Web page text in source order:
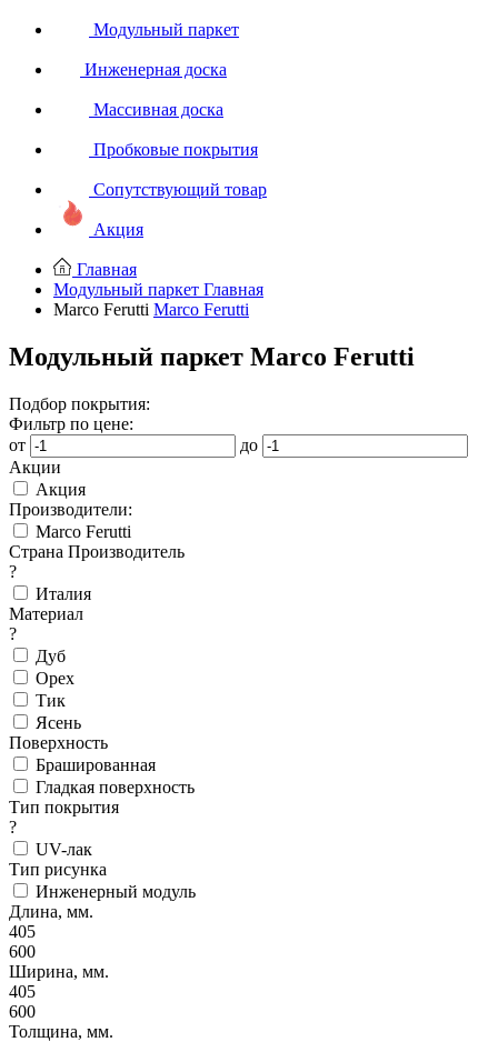
Модульный паркет
Инженерная доска
Массивная доска
Пробковые покрытия
Сопутствующий товар
Акция
Главная
Модульный паркет Главная
Marco Ferutti Marco Ferutti
Модульный паркет Marco Ferutti
Подбор покрытия:
Фильтр по цене:
от
до
Акции
Акция
Производители:
Marco Ferutti
Страна Производитель
?
Италия
Материал
?
Дуб
Орех
Тик
Ясень
Поверхность
Брашированная
Гладкая поверхность
Тип покрытия
?
UV-лак
Тип рисунка
Инженерный модуль
Длина, мм.
405
600
Ширина, мм.
405
600
Толщина, мм.